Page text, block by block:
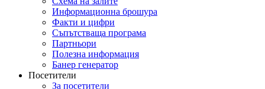
Информационна брошура
Факти и цифри
Съпътстваща програма
Партньори
Полезна информация
Банер генератор
Посетители
За посетители